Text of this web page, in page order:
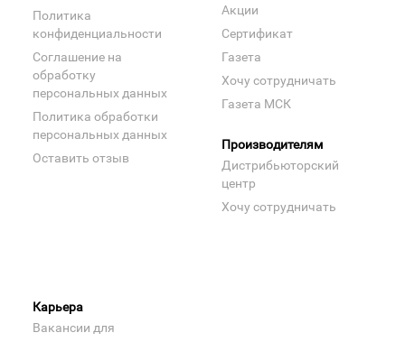
Политика
конфиденциальности
Соглашение на
обработку
персональных данных
Политика обработки
персональных данных
Оставить отзыв
Акции
Сертификат
Газета
Хочу сотрудничать
Газета МСК
Производителям
Дистрибьюторский
центр
Хочу сотрудничать
Карьера
Вакансии для